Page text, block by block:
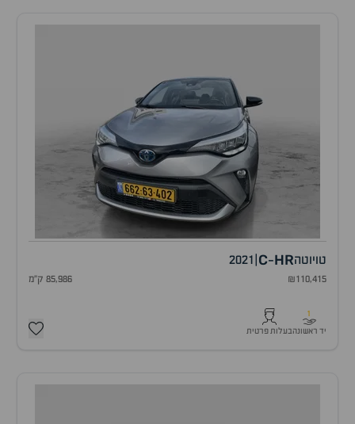
טויוטה C-HR
2021
₪110,415 85,986 ק"מ
1
יד ראשונהבעלות פרטית